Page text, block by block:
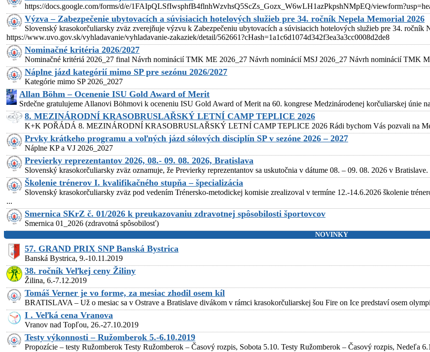
https://docs.google.com/forms/d/e/1FAIpQLSfIwsphfB4flnhWzvhsQ5ScZs_Gozx_W6wLH1azPkpshNMpEQ/
Výzva – Zabezpečenie ubytovacích a súvisiacich hotelových služieb pre 34. ročník Nepela Memorial 2026
Slovenský krasokorčuliarsky zväz zverejňuje výzvu k Zabezpečeniu ubytovacích a súvisiacich hotelových služieb pre 34. ročník
https://www.uvo.gov.sk/vyhladavanie/vyhladavanie-zakaziek/detail/562661?cHash=1a1c6d1074d342f3ea3a3cc0008d2de8
Nominačné kritéria 2026/2027
Nominačné kritériá 2026_27 final Návrh nominácií TMK ME 2026_27 Návrh nominácií MSJ 2026_27 Návrh nominácií TMK
Náplne jázd kategórií mimo SP pre sezónu 2026/2027
Kategórie mimo SP 2026_2027
Allan Böhm – Ocenenie ISU Gold Award of Merit
Srdečne gratulujeme Allanovi Böhmovi k oceneniu ISU Gold Award of Merit na 60. kongrese Medzinárodenej korčuliarskej únie
8. MEZINÁRODNÍ KRASOBRUSLAŘSKÝ LETNÍ CAMP TEPLICE 2026
K+K POŘÁDÁ 8. MEZINÁRODNÍ KRASOBRUSLAŘSKÝ LETNÍ CAMP TEPLICE 2026 Rádi bychom Vás pozvali na
Prvky krátkeho programu a voľných jázd sólových disciplín SP v sezóne 2026 – 2027
Náplne KP a VJ 2026_2027
Previerky reprezentantov 2026, 08.- 09. 08. 2026, Bratislava
Slovenský krasokorčuliarsky zväz oznamuje, že Previerky reprezentantov sa uskutočnia v dátume 08. – 09. 08. 2026 v
Školenie trénerov I. kvalifikačného stupňa – špecializácia
Slovenský krasokorčuliarsky zväz pod vedením Trénersko-metodickej komisie zrealizoval v termíne 12.-14.6.2026 školenie
...
Smernica SKrZ č. 01/2026 k preukazovaniu zdravotnej spôsobilosti športovcov
Smernica 01_2026 (zdravotná spôsobilosť)
NOVINKY
57. GRAND PRIX SNP Banská Bystrica
Banská Bystrica, 9.-10.11.2019
38. ročník Veľkej ceny Žiliny
Žilina, 6.-7.12.2019
Tomáš Verner je vo forme, za mesiac zhodil osem kíl
BRATISLAVA – Už o mesiac sa v Ostrave a Bratislave divákom v rámci krasokorčuliarskej šou Fire on Ice predstaví osem
I . Veľká cena Vranova
Vranov nad Topľou, 26.-27.10.2019
Testy výkonnosti – Ružomberok 5.-6.10.2019
Propozície – testy Ružomberok Testy Ružomberok – Časový rozpis, Sobota 5.10. Testy Ružomberok – Časový rozpis, Nedeľa